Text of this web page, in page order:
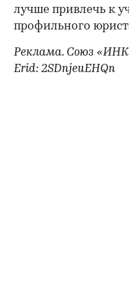
лучше привлечь к
профильного
Реклама. Союз
Erid: 2SDnjeuEHQn